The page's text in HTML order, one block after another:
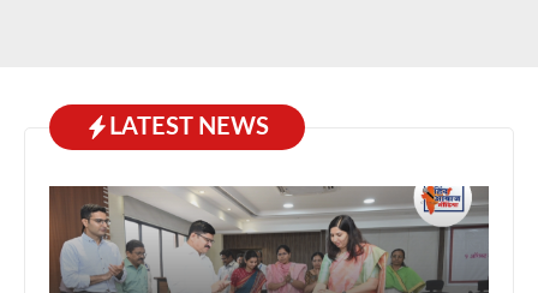
LATEST NEWS